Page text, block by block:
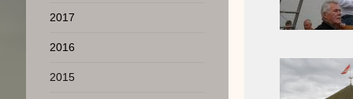
2017
2016
2015